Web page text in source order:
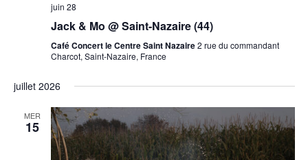
juin 28
Jack & Mo @ Saint-Nazaire (44)
Café Concert le Centre Saint Nazaire2 rue du commandant
Charcot, Saint-Nazaire, France
juillet 2026
MER
15